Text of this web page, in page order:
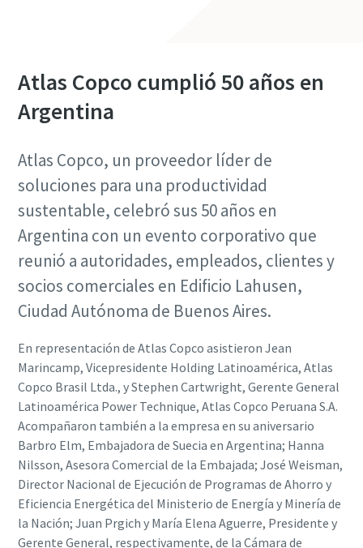
Atlas Copco cumplió 50 años en
Argentina
Atlas Copco, un proveedor líder de
soluciones para una productividad
sustentable, celebró sus 50 años en
Argentina con un evento corporativo que
reunió a autoridades, empleados, clientes y
socios comerciales en Edificio Lahusen,
Ciudad Autónoma de Buenos Aires.
En representación de Atlas Copco asistieron Jean
Marincamp, Vicepresidente Holding Latinoamérica, Atlas
Copco Brasil Ltda., y Stephen Cartwright, Gerente General
Latinoamérica Power Technique, Atlas Copco Peruana S.A.
Acompañaron también a la empresa en su aniversario
Barbro Elm, Embajadora de Suecia en Argentina; Hanna
Nilsson, Asesora Comercial de la Embajada; José Weisman,
Director Nacional de Ejecución de Programas de Ahorro y
Eficiencia Energética del Ministerio de Energía y Minería de
la Nación; Juan Prgich y María Elena Aguerre, Presidente y
Gerente General, respectivamente, de la Cámara de